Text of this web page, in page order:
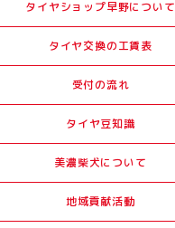
タイヤショップ早野について
タイヤ交換の工賃表
受付の流れ
タイヤ豆知識
美濃柴犬について
地域貢献活動